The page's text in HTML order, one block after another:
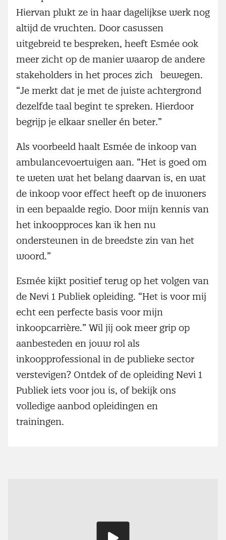
Hiervan plukt ze in haar dagelijkse werk nog
altijd de vruchten. Door casussen
uitgebreid te bespreken, heeft Esmée ook
meer zicht op de manier waarop de andere
stakeholders in het proces zich bewegen.
“Je merkt dat je met de juiste achtergrond
dezelfde taal begint te spreken. Hierdoor
begrijp je elkaar sneller én beter.”
Als voorbeeld haalt Esmée de inkoop van
ambulancevoertuigen aan. “Het is goed om
te weten wat het belang daarvan is, en wat
de inkoop voor effect heeft op de inwoners
in een bepaalde regio. Door mijn kennis van
het inkoopproces kan ik hen nu
ondersteunen in de breedste zin van het
woord.”
Esmée kijkt positief terug op het volgen van
de Nevi 1 Publiek opleiding. “Het is voor mij
echt een perfecte basis voor mijn
inkoopcarrière.” Wil jij ook meer grip op
aanbesteden en jouw rol als
inkoopprofessional in de publieke sector
verstevigen? Ontdek of de opleiding Nevi 1
Publiek iets voor jou is, of bekijk ons
volledige aanbod opleidingen en
trainingen.
Speel
video